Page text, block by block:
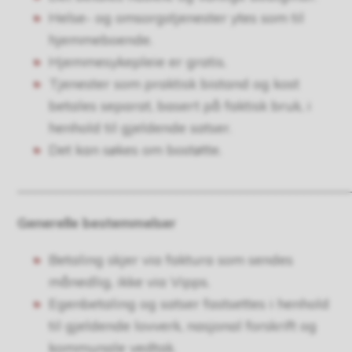
Helse- og omsorgstjenester ytes som til
hjemmeboende.
Hjemmesykepleie er gratis.
Tjenester som praktisk bistand og kost
betales separat, basert på faktisk bruk, i
henhold til gjeldende satser.
Det kan søkes om bostøtte.
Generelle bestemmelser
Betaling skjer via faktura som sendes
månedlig, ikke via Vipps.
Egenbetaling og satser fastsettes i henhold
til gjeldende lovverk, nasjonal forskrift og
kommunale vedtak.